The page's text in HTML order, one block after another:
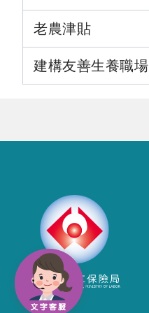
老農津貼
建構友善生養職場